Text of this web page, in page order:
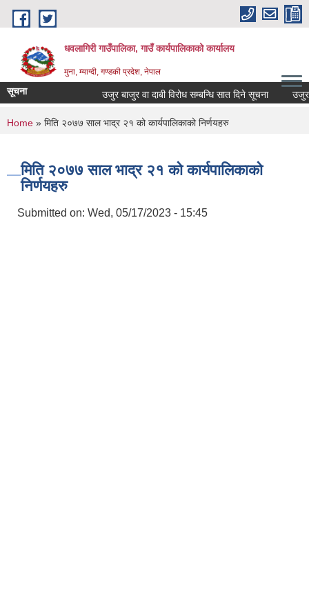
Skip to main content
धवलागिरी गाउँपालिका, गाउँ कार्यपालिकाको कार्यालय
मुना, म्याग्दी, गण्डकी प्रदेश, नेपाल
सूचना उजुर बाजुर वा दाबी विरोध सम्बन्धि सात दिने सूचना उजुर
You are here
Home » मिति २०७७ साल भाद्र २१ को कार्यपालिकाको निर्णयहरु
मिति २०७७ साल भाद्र २१ को कार्यपालिकाको
निर्णयहरु
Submitted on: Wed, 05/17/2023 - 15:45